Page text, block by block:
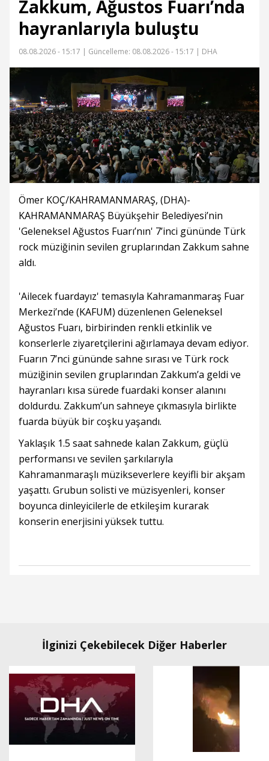
Zakkum, Ağustos Fuarı’nda
hayranlarıyla buluştu
08.08.2026 - 15:17 | Güncelleme: 08.08.2026 - 15:17 | DHA
Ömer KOÇ/KAHRAMANMARAŞ, (DHA)-
KAHRAMANMARAŞ Büyükşehir Belediyesi’nin
'Geleneksel Ağustos Fuarı’nın' 7’inci gününde Türk
rock müziğinin sevilen gruplarından Zakkum sahne
aldı.
'Ailecek fuardayız' temasıyla Kahramanmaraş Fuar
Merkezi’nde (KAFUM) düzenlenen Geleneksel
Ağustos Fuarı, birbirinden renkli etkinlik ve
konserlerle ziyaretçilerini ağırlamaya devam ediyor.
Fuarın 7’nci gününde sahne sırası ve Türk rock
müziğinin sevilen gruplarından Zakkum’a geldi ve
hayranları kısa sürede fuardaki konser alanını
doldurdu. Zakkum’un sahneye çıkmasıyla birlikte
fuarda büyük bir coşku yaşandı.
Yaklaşık 1.5 saat sahnede kalan Zakkum, güçlü
performansı ve sevilen şarkılarıyla
Kahramanmaraşlı müzikseverlere keyifli bir akşam
yaşattı. Grubun solisti ve müzisyenleri, konser
boyunca dinleyicilerle de etkileşim kurarak
konserin enerjisini yüksek tuttu.
İlginizi Çekebilecek Diğer Haberler